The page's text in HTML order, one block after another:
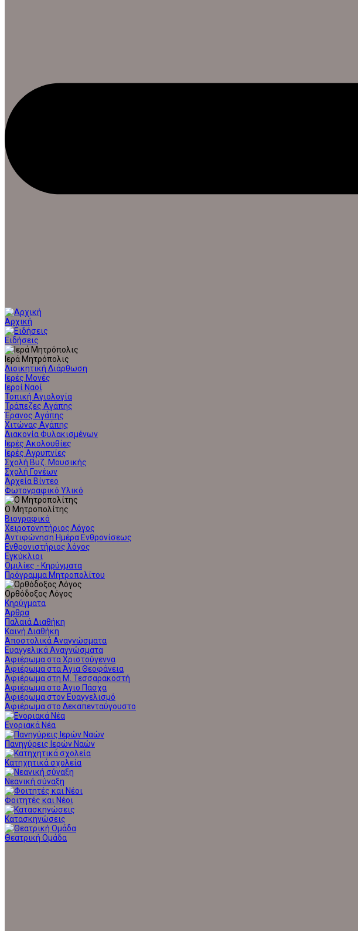
Αρχική
Ειδήσεις
Ιερά Μητρόπολις
Διοικητική Διάρθωση
Ιερές Μονές
Ιεροί Ναοί
Τοπική Αγιολογία
Τράπεζες Αγάπης
Έρανος Αγάπης
Χιτώνας Αγάπης
Διακονία Φυλακισμένων
Ιερές Ακολουθίες
Ιερές Αγρυπνίες
Σχολή Βυζ. Μουσικής
Σχολή Γονέων
Αρχεία Βίντεο
Φωτογραφικό Υλικό
Ο Μητροπολίτης
Βιογραφικό
Χειροτονητήριος Λόγος
Αντιφώνηση Ημέρα Ενθρονίσεως
Ενθρονιστήριος λόγος
Εγκύκλιοι
Ομιλίες - Κηρύγματα
Πρόγραμμα Μητροπολίτου
Ορθόδοξος Λόγος
Κηρύγματα
Άρθρα
Παλαιά Διαθήκη
Καινή Διαθήκη
Αποστολικά Αναγνώσματα
Ευαγγελικά Αναγνώσματα
Αφιέρωμα στα Χριστούγεννα
Αφιέρωμα στα Άγια Θεοφάνεια
Αφιέρωμα στη Μ. Τεσσαρακοστή
Αφιέρωμα στο Άγιο Πάσχα
Αφιέρωμα στον Ευαγγελισμό
Αφιέρωμα στο Δεκαπενταύγουστο
Ενοριακά Νέα
Πανηγύρεις Ιερών Ναών
Κατηχητικά σχολεία
Νεανική σύναξη
Φοιτητές και Νέοι
Κατασκηνώσεις
Θεατρική Ομάδα